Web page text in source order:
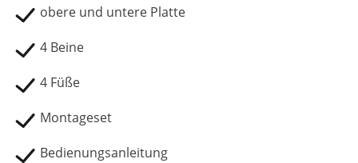
obere und untere Platte
4 Beine
4 Füße
Montageset
Bedienungsanleitung